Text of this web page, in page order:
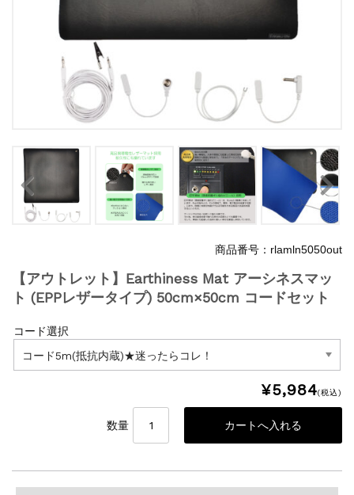
商品番号：rlamln5050out
【アウトレット】Earthiness Mat アーシネスマッ
ト (EPPレザータイプ) 50cm×50cm コードセット
コード選択
¥5,984(税込)
数量